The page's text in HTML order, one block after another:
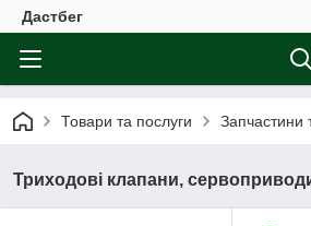
Дастбег
Товари та послуги Запчастини
Триходові клапани,